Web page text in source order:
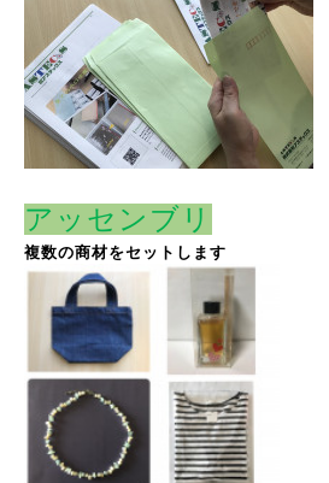
アッセンブリ
複数の商材をセットします